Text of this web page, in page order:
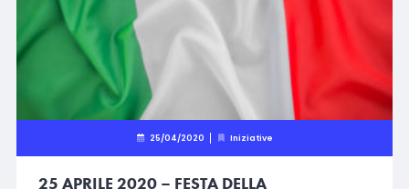
25/04/2020 Iniziative
25 APRILE 2020 – FESTA DELLA